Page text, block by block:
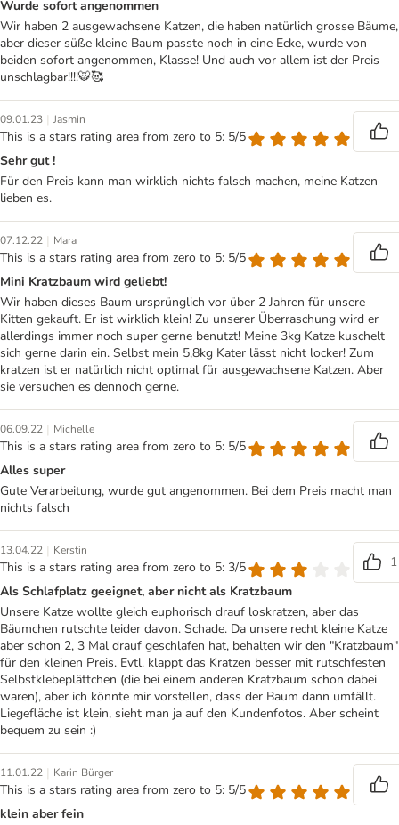
Wurde sofort angenommen
Wir haben 2 ausgewachsene Katzen, die haben natürlich grosse Bäume,
aber dieser süße kleine Baum passte noch in eine Ecke, wurde von
beiden sofort angenommen, Klasse! Und auch vor allem ist der Preis
unschlagbar!!!!🐯🥰
09.01.23 | Jasmin
This is a stars rating area from zero to 5: 5/5
Sehr gut !
Für den Preis kann man wirklich nichts falsch machen, meine Katzen
lieben es.
07.12.22 | Mara
This is a stars rating area from zero to 5: 5/5
Mini Kratzbaum wird geliebt!
Wir haben dieses Baum ursprünglich vor über 2 Jahren für unsere
Kitten gekauft. Er ist wirklich klein! Zu unserer Überraschung wird er
allerdings immer noch super gerne benutzt! Meine 3kg Katze kuschelt
sich gerne darin ein. Selbst mein 5,8kg Kater lässt nicht locker! Zum
kratzen ist er natürlich nicht optimal für ausgewachsene Katzen. Aber
sie versuchen es dennoch gerne.
06.09.22 | Michelle
This is a stars rating area from zero to 5: 5/5
Alles super
Gute Verarbeitung, wurde gut angenommen. Bei dem Preis macht man
nichts falsch
13.04.22 | Kerstin
This is a stars rating area from zero to 5: 3/5
1
Als Schlafplatz geeignet, aber nicht als Kratzbaum
Unsere Katze wollte gleich euphorisch drauf loskratzen, aber das
Bäumchen rutschte leider davon. Schade. Da unsere recht kleine Katze
aber schon 2, 3 Mal drauf geschlafen hat, behalten wir den "Kratzbaum"
für den kleinen Preis. Evtl. klappt das Kratzen besser mit rutschfesten
Selbstklebeplättchen (die bei einem anderen Kratzbaum schon dabei
waren), aber ich könnte mir vorstellen, dass der Baum dann umfällt.
Liegefläche ist klein, sieht man ja auf den Kundenfotos. Aber scheint
bequem zu sein :)
11.01.22 | Karin Bürger
This is a stars rating area from zero to 5: 5/5
klein aber fein